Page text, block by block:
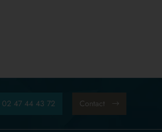
02 47 44 43 72 Contact